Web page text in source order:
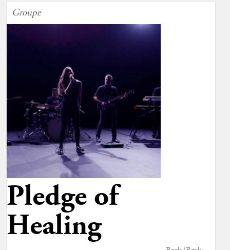
Groupe
Pledge of
Healing